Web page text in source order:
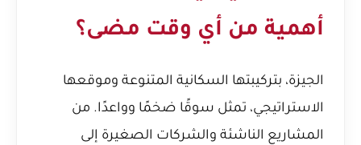
أهمية من أي وقت مضى؟
الجيزة، بتركيبتها السكانية المتنوعة وموقعها
الاستراتيجي، تمثل سوقًا ضخمًا وواعدًا. من
المشاريع الناشئة والشركات الصغيرة إلى